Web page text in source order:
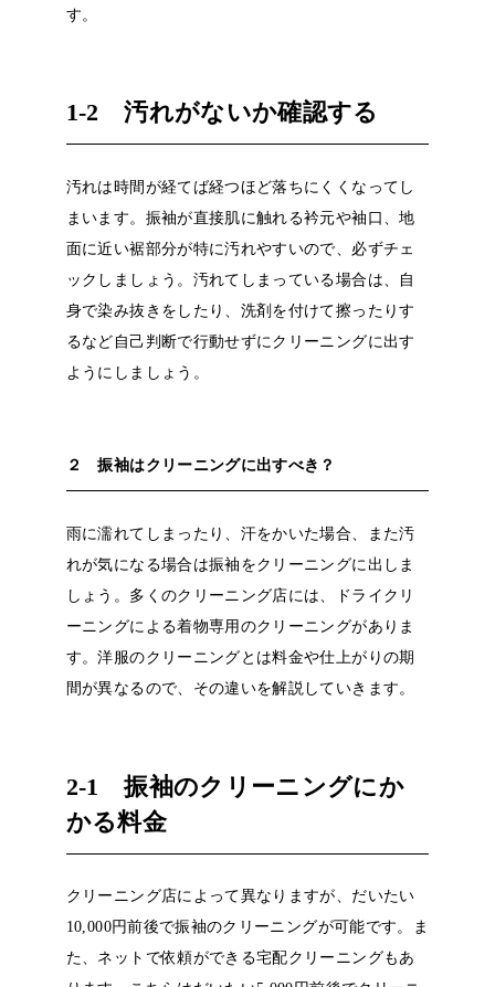
す。
1-2 汚れがないか確認する
汚れは時間が経てば経つほど落ちにくくなってし
まいます。振袖が直接肌に触れる衿元や袖口、地
面に近い裾部分が特に汚れやすいので、必ずチェ
ックしましょう。汚れてしまっている場合は、自
身で染み抜きをしたり、洗剤を付けて擦ったりす
るなど自己判断で行動せずにクリーニングに出す
ようにしましょう。
２ 振袖はクリーニングに出すべき？
雨に濡れてしまったり、汗をかいた場合、また汚
れが気になる場合は振袖をクリーニングに出しま
しょう。多くのクリーニング店には、ドライクリ
ーニングによる着物専用のクリーニングがありま
す。洋服のクリーニングとは料金や仕上がりの期
間が異なるので、その違いを解説していきます。
2-1
振袖のクリーニングにか
かる料金
クリーニング店によって異なりますが、だいたい
10,000円前後で振袖のクリーニングが可能です。ま
た、ネットで依頼ができる宅配クリーニングもあ